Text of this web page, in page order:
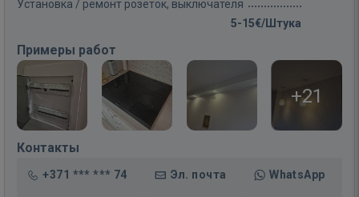
Установка / ремонт розеток, выключателя
5-15€/Штука
Примеры работ
+21
Контакты
+371 *** *** 74 Эл. почта WhatsApp